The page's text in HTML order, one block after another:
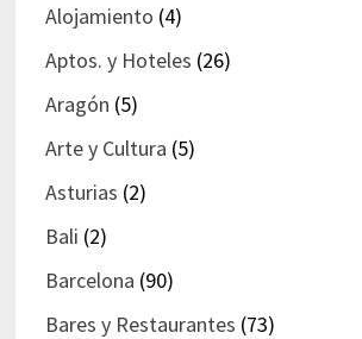
Alojamiento (4)
Aptos. y Hoteles (26)
Aragón (5)
Arte y Cultura (5)
Asturias (2)
Bali (2)
Barcelona (90)
Bares y Restaurantes (73)